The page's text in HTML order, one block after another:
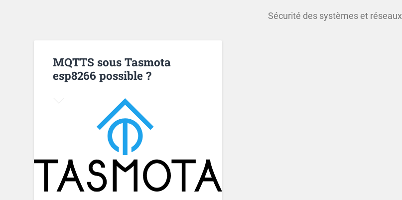
Sécurité des systèmes et réseaux
MQTTS sous Tasmota
esp8266 possible ?